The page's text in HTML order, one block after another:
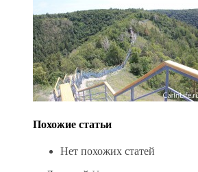
Похожие статьи
Нет похожих статей